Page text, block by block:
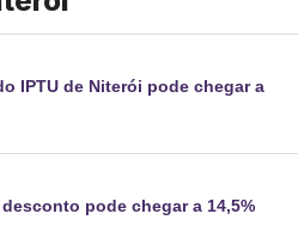
IPTU de Niterói pode chegar a
desconto pode chegar a 14,5%